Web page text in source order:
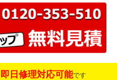
即日修理対応可能です